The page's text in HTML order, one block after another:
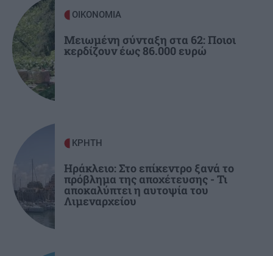
08:11
ΚΡΗΤΗ
Ηράκλειο: Συγκίνηση στην εορτή του Αγίου
Μύρωνος - Χειροτονία νέου πρεσβυτέρου
Τα ζώδια της Κυριακής
07:47
ΚΡΗΤΗ
Στο «κόκκινο» η Κρήτη για εκδήλωση
πυρκαγιάς – Πού απαγορεύεται η κυκλοφορία
ΚΡΗΤΗ
Κρήτη: Άγριος ξυλοδαρμός 51χρονου τουρίστα -
ΟΙΚΟΝΟΜΙΑ
Μειωμένη σύνταξη στα 62: Ποιοι
κερδίζουν έως 86.000 ευρώ
ΚΡΗΤΗ
Ηράκλειο: Στο επίκεντρο ξανά το
πρόβλημα της αποχέτευσης - Τι
αποκαλύπτει η αυτοψία του
Λιμεναρχείου